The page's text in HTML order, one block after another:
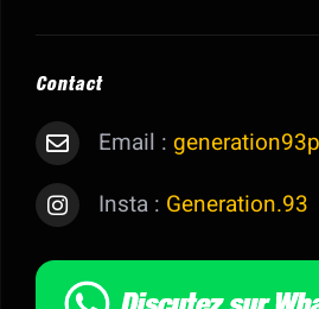
Contact
Email :
Insta : Generation.93